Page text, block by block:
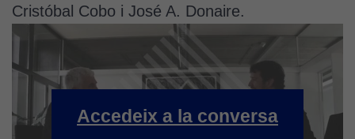
Cristóbal Cobo i José A. Donaire.
Accedeix a la conversa
funcionalitat
i l'estructura
web, en
funció de
lloc web